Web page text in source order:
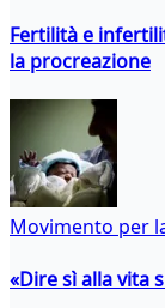
Fertilità e
la procreazione
Movimento per
«Dire sì alla vita